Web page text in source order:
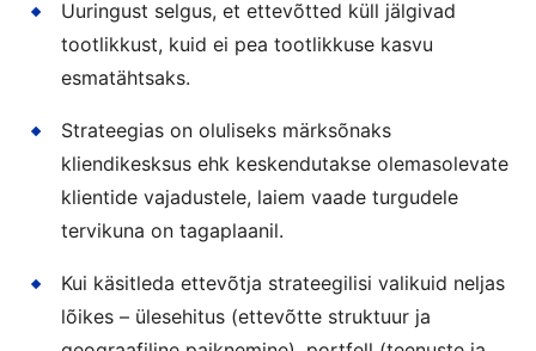
Uuringust selgus, et ettevõtted küll jälgivad
tootlikkust, kuid ei pea tootlikkuse kasvu
esmatähtsaks.
Strateegias on oluliseks märksõnaks
kliendikesksus ehk keskendutakse olemasolevate
klientide vajadustele, laiem vaade turgudele
tervikuna on tagaplaanil.
Kui käsitleda ettevõtja strateegilisi valikuid neljas
lõikes – ülesehitus (ettevõtte struktuur ja